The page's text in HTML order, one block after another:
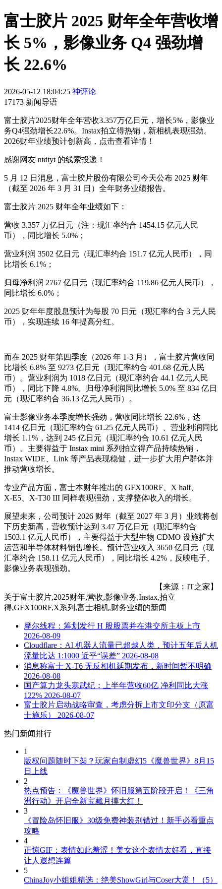
富士胶片 2025 财年全年营收增
长 5%，影像业务 Q4 强劲增
长 22.6%
2026-05-12 18:04:25 神评论
17173 新闻导语
富士胶片2025财年全年营收3.357万亿日元，增长5%，影像业
务Q4强劲增长22.6%。Instax拍立得热销，新相机表现强劲。
2026财年业绩预计创新高，点击查看详情！
感谢网友 ntdtyt 的线索投递！
5 月 12 日消息，富士胶片股份有限公司今天公布 2025 财年
（截至 2026 年 3 月 31 日）全年财务业绩报告。
富士胶片 2025 财年全年业绩如下：
营收 3.357 万亿日元（注：现汇率约合 1454.15 亿元人民
币），同比增长 5.0%；
营业利润 3502 亿日元（现汇率约合 151.7 亿元人民币），同
比增长 6.1%；
归母净利润 2767 亿日元（现汇率约合 119.86 亿元人民币），
同比增长 6.0%；
2025 财年年度股息预计为每股 70 日元（现汇率约合 3 元人民
币），实现连续 16 年提高分红。
而在 2025 财年第四季度（2026 年 1-3 月），富士胶片营收同
比增长 6.8% 至 9273 亿日元（现汇率约合 401.68 亿元人民
币）。营业利润为 1018 亿日元（现汇率约合 44.1 亿元人民
币），同比下降 4.8%。归母净利润同比增长 5.0% 至 834 亿日
元（现汇率约合 36.13 亿元人民币）。
富士影像业务本季度增长强劲，营收同比增长 22.6%，达
1414 亿日元（现汇率约合 61.25 亿元人民币）、营业利润同比
增长 1.1%，达到 245 亿日元（现汇率约合 10.61 亿元人民
币）。主要得益于 Instax mini 系列拍立得产品持续热销，
Instax WIDE、Link 等产品表现稳健，进一步扩大用户群体并
推动营收增长。
专业产品方面，富士本财年推出的 GFX100RF、X half、
X‑E5、X‑T30 III 同样表现强劲，支撑整体收入的增长。
展望未来，公司预计 2026 财年（截至 2027 年 3 月）业绩将创
下历史新高，营收预计达到 3.47 万亿日元（现汇率约合
1503.1 亿元人民币），主要得益于大型生物 CDMO 设施扩大
运营和半导体材料销售增长。预计营业收入 3650 亿日元（现
汇率约合 158.11 亿元人民币），同比增长 4.2%，反映电子、
影像业务表现强劲。
【来源：IT之家】
关于富士胶片,2025财年,营收,影像业务,Instax,拍立
得,GFX100RF,X系列,富士相机,财务业绩的新闻
摩尔线程：筹划发行 H 股股票并在港交所主板上市
2026-08-09
Cloudflare：AI 机器人流量已超越人类，预计五年后人机
流量比达 1:1000 近乎“误差” 2026-08-08
消息称富士 X-T6 无反相机延期发布，新时间暂不明确
2026-08-08
国产算力龙头寒武纪：上半年营收60亿 净利同比大涨
122% 2026-08-07
富士胶片启动战略审查，考虑分拆上市文印分支（原富
士施乐）
2026-08-07
热门新闻排行
1
版权问题随时下架？玩家自制虚幻5《魔兽世界》8月15
日上线
2
热点预告：《魔兽世界》怀旧服第五阶段开启！《三角
洲行动》开启全新宝藏月摸大红！
3
《冒险岛怀旧服》30级免费神装别错过！新手必看重点
攻略
4
正惊GIF：表情如此羞涩！美女这个表情太好看，直接
让人遐想连篇
5
ChinaJoy小姐姐精选：绝美ShowGirl与Coser大赏！（5）